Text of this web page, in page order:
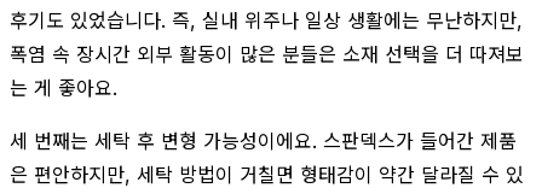
후기도 있었습니다. 즉, 실내 위주나 일상 생활에는 무난하지만,
폭염 속 장시간 외부 활동이 많은 분들은 소재 선택을 더 따져보
는 게 좋아요.
세 번째는 세탁 후 변형 가능성이에요. 스판덱스가 들어간 제품
은 편안하지만, 세탁 방법이 거칠면 형태감이 약간 달라질 수 있